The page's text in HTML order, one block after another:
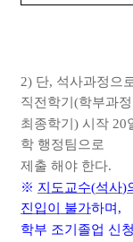
2) 단, 석사과정으
직전학기 (학부과정
최종학기 ) 시작 20
학 행정팀으로
제출 해야 한다.
※ 지도교수(석사)
진입이 불가하며 ,
학부 조기졸업 신